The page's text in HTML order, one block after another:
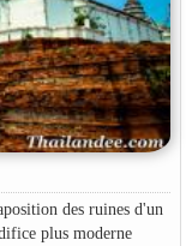
des ruines d'un
plus moderne